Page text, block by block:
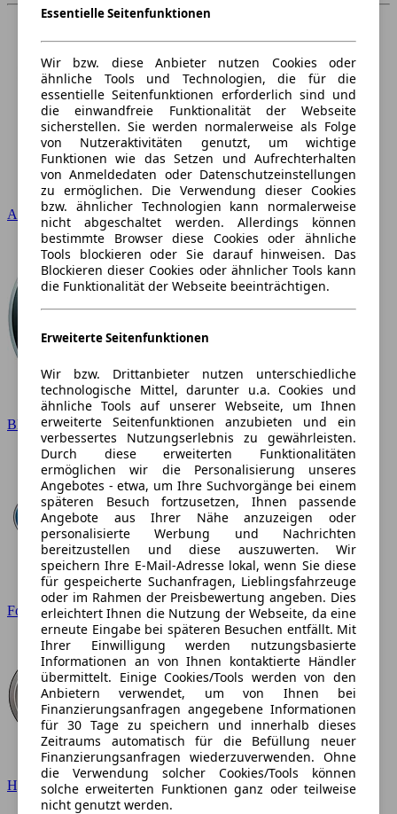
Audi
BMW
Ford
Hyundai
Essentielle Seitenfunktionen
Wir bzw. diese Anbieter nutzen Cookies oder
ähnliche Tools und Technologien, die für die
essentielle Seitenfunktionen erforderlich sind und
die einwandfreie Funktionalität der Webseite
sicherstellen. Sie werden normalerweise als Folge
von Nutzeraktivitäten genutzt, um wichtige
Funktionen wie das Setzen und Aufrechterhalten
von Anmeldedaten oder Datenschutzeinstellungen
zu ermöglichen. Die Verwendung dieser Cookies
bzw. ähnlicher Technologien kann normalerweise
nicht abgeschaltet werden. Allerdings können
bestimmte Browser diese Cookies oder ähnliche
Tools blockieren oder Sie darauf hinweisen. Das
Blockieren dieser Cookies oder ähnlicher Tools kann
die Funktionalität der Webseite beeinträchtigen.
Erweiterte Seitenfunktionen
Wir bzw. Drittanbieter nutzen unterschiedliche
technologische Mittel, darunter u.a. Cookies und
ähnliche Tools auf unserer Webseite, um Ihnen
erweiterte Seitenfunktionen anzubieten und ein
verbessertes Nutzungserlebnis zu gewährleisten.
Durch diese erweiterten Funktionalitäten
ermöglichen wir die Personalisierung unseres
Angebotes - etwa, um Ihre Suchvorgänge bei einem
späteren Besuch fortzusetzen, Ihnen passende
Angebote aus Ihrer Nähe anzuzeigen oder
personalisierte Werbung und Nachrichten
bereitzustellen und diese auszuwerten. Wir
speichern Ihre E-Mail-Adresse lokal, wenn Sie diese
für gespeicherte Suchanfragen, Lieblingsfahrzeuge
oder im Rahmen der Preisbewertung angeben. Dies
erleichtert Ihnen die Nutzung der Webseite, da eine
erneute Eingabe bei späteren Besuchen entfällt. Mit
Ihrer Einwilligung werden nutzungsbasierte
Informationen an von Ihnen kontaktierte Händler
übermittelt. Einige Cookies/Tools werden von den
Anbietern verwendet, um von Ihnen bei
Finanzierungsanfragen angegebene Informationen
für 30 Tage zu speichern und innerhalb dieses
Zeitraums automatisch für die Befüllung neuer
Finanzierungsanfragen wiederzuverwenden. Ohne
die Verwendung solcher Cookies/Tools können
solche erweiterten Funktionen ganz oder teilweise
nicht genutzt werden.